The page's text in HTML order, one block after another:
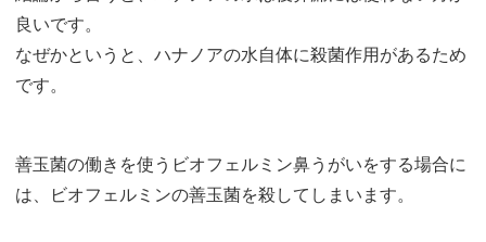
良いです。
なぜかというと、ハナノアの水自体に殺菌作用があるため
です。
善玉菌の働きを使うビオフェルミン鼻うがいをする場合に
は、ビオフェルミンの善玉菌を殺してしまいます。